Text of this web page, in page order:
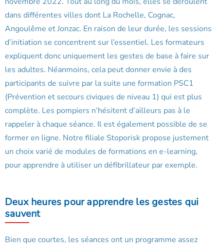
dans différentes villes dont La Rochelle, Cognac,
Angoulême et Jonzac. En raison de leur durée, les sessions
d’initiation se concentrent sur l’essentiel. Les formateurs
expliquent donc uniquement les gestes de base à faire sur
les adultes. Néanmoins, cela peut donner envie à des
participants de suivre par la suite une formation PSC1
(Prévention et secours civiques de niveau 1) qui est plus
complète. Les pompiers n’hésitent d’ailleurs pas à le
rappeler à chaque séance. Il est également possible de se
former en ligne. Notre filiale Stoporisk propose justement
un choix varié de modules de formations en e-learning,
pour apprendre à utiliser un défibrillateur par exemple.
Deux heures pour apprendre les gestes qui
sauvent
Bien que courtes, les séances ont un programme assez